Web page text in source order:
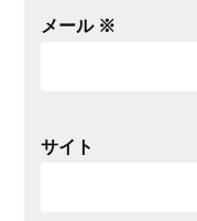
メール ※
サイト